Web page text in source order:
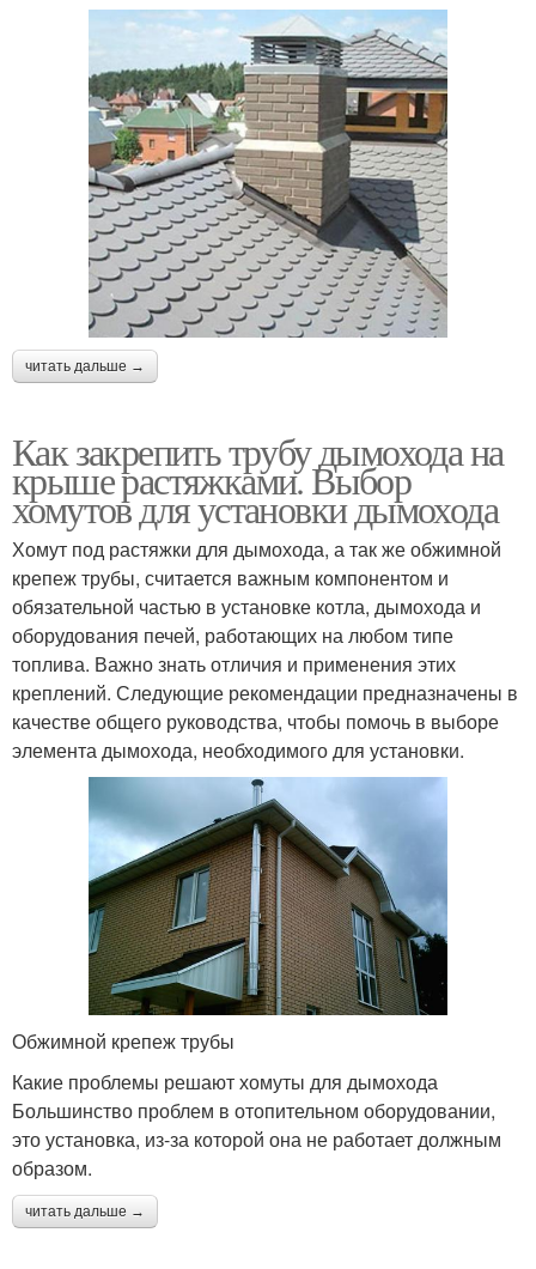
читать дальше →
Как закрепить трубу дымохода на
крыше растяжками. Выбор
хомутов для установки дымохода
Хомут под растяжки для дымохода, а так же обжимной
крепеж трубы, считается важным компонентом и
обязательной частью в установке котла, дымохода и
оборудования печей, работающих на любом типе
топлива. Важно знать отличия и применения этих
креплений. Следующие рекомендации предназначены в
качестве общего руководства, чтобы помочь в выборе
элемента дымохода, необходимого для установки.
Обжимной крепеж трубы
Какие проблемы решают хомуты для дымохода
Большинство проблем в отопительном оборудовании,
это установка, из-за которой она не работает должным
образом.
читать дальше →